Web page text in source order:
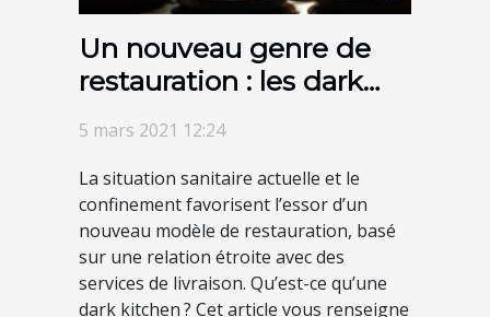
Un nouveau genre de
restauration : les dark
5 mars 2021 12:24
La situation sanitaire actuelle et le
confinement favorisent l’essor d’un
nouveau modèle de restauration, basé
sur une relation étroite avec des
services de livraison. Qu’est-ce qu’une
dark kitchen ? Cet article vous renseigne